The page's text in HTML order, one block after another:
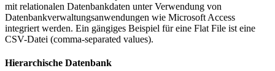
mit relationalen Datenbankdaten unter Verwendung von
Datenbankverwaltungsanwendungen wie Microsoft Access
integriert werden. Ein gängiges Beispiel für eine Flat File ist eine
CSV-Datei (comma-separated values).
Hierarchische Datenbank